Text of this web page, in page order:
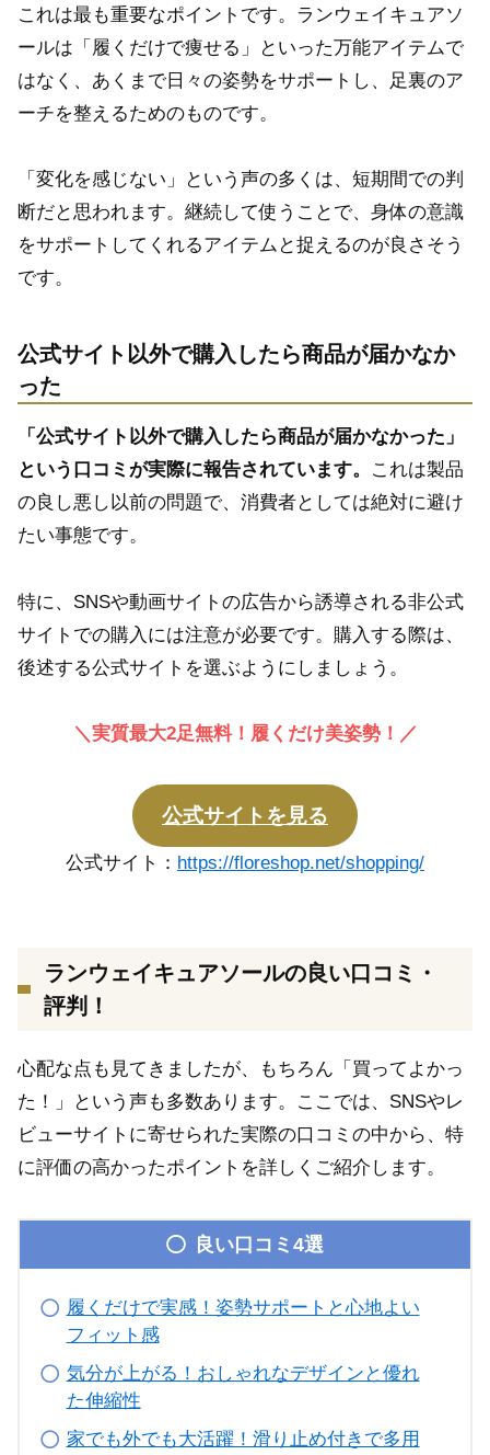
これは最も重要なポイントです。ランウェイキュアソ
ールは「履くだけで痩せる」といった万能アイテムで
はなく、あくまで日々の姿勢をサポートし、足裏のア
ーチを整えるためのものです。
「変化を感じない」という声の多くは、短期間での判
断だと思われます。継続して使うことで、身体の意識
をサポートしてくれるアイテムと捉えるのが良さそう
です。
公式サイト以外で購入したら商品が届かなか
った
「公式サイト以外で購入したら商品が届かなかった」
という口コミが実際に報告されています。
これは製品
の良し悪し以前の問題で、消費者としては絶対に避け
たい事態です。
特に、SNSや動画サイトの広告から誘導される非公式
サイトでの購入には注意が必要です。購入する際は、
後述する公式サイトを選ぶようにしましょう。
＼実質最大2足無料！履くだけ美姿勢！／
公式サイトを見る
公式サイト： https://floreshop.net/shopping/
ランウェイキュアソールの良い口コミ・
評判！
心配な点も見てきましたが、もちろん「買ってよかっ
た！」という声も多数あります。ここでは、SNSやレ
ビューサイトに寄せられた実際の口コミの中から、特
に評価の高かったポイントを詳しくご紹介します。
良い口コミ4選
履くだけで実感！姿勢サポートと心地よい
フィット感
気分が上がる！おしゃれなデザインと優れ
た伸縮性
家でも外でも大活躍！滑り止め付きで多用